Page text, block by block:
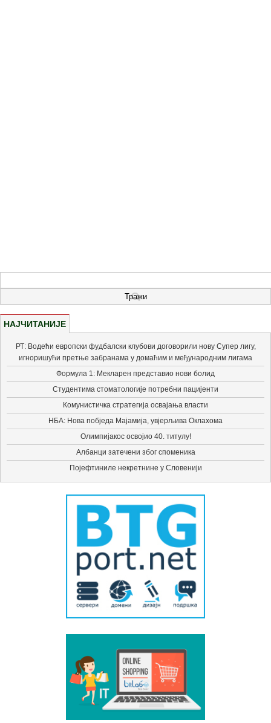
НАЈЧИТАНИЈЕ
РТ: Водећи европски фудбалски клубови договорили нову Супер лигу,
игноришући претње забранама у домаћим и међународним лигама
Формула 1: Мекларен представио нови болид
Студентима стоматологије потребни пацијенти
Комунистичка стратегија освајања власти
НБА: Нова побједа Мајамија, увјерљива Оклахома
Олимпијакос освојио 40. титулу!
Албанци затечени због споменика
Појефтиниле некретнине у Словенији